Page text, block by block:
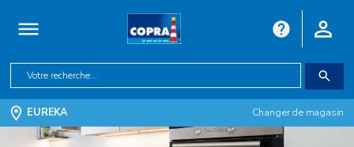
EUREKA Changer de magasin